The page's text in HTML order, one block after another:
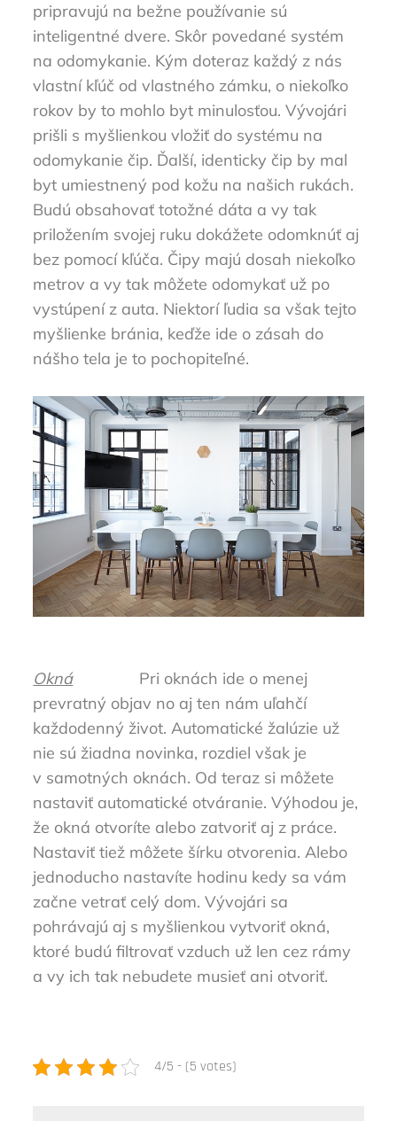
pripravujú na bežne používanie sú
inteligentné dvere. Skôr povedané systém
na odomykanie. Kým doteraz každý z nás
vlastní kľúč od vlastného zámku, o niekoľko
rokov by to mohlo byt minulosťou. Vývojári
prišli s myšlienkou vložiť do systému na
odomykanie čip. Ďalší, identicky čip by mal
byt umiestnený pod kožu na našich rukách.
Budú obsahovať totožné dáta a vy tak
priložením svojej ruku dokážete odomknúť aj
bez pomocí kľúča. Čipy majú dosah niekoľko
metrov a vy tak môžete odomykať už po
vystúpení z auta. Niektorí ľudia sa však tejto
myšlienke bránia, keďže ide o zásah do
nášho tela je to pochopiteľné.
OknáPri oknách ide o menej
prevratný objav no aj ten nám uľahčí
každodenný život. Automatické žalúzie už
nie sú žiadna novinka, rozdiel však je
v samotných oknách. Od teraz si môžete
nastaviť automatické otváranie. Výhodou je,
že okná otvoríte alebo zatvoriť aj z práce.
Nastaviť tiež môžete šírku otvorenia. Alebo
jednoducho nastavíte hodinu kedy sa vám
začne vetrať celý dom. Vývojári sa
pohrávajú aj s myšlienkou vytvoriť okná,
ktoré budú filtrovať vzduch už len cez rámy
a vy ich tak nebudete musieť ani otvoriť.
4/5 - (5 votes)